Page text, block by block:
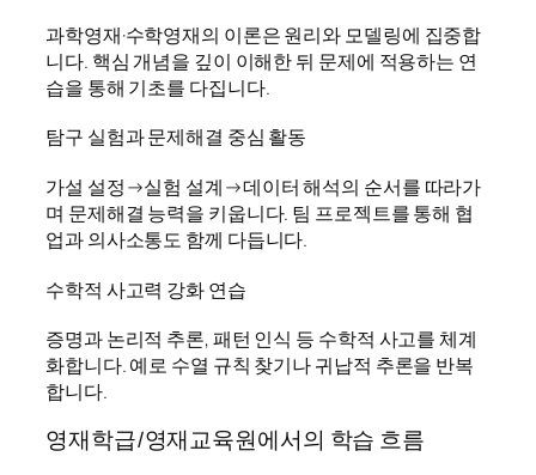
과학영재·수학영재의 이론은 원리와 모델링에 집중합
니다. 핵심 개념을 깊이 이해한 뒤 문제에 적용하는 연
습을 통해 기초를 다집니다.
탐구 실험과 문제해결 중심 활동
가설 설정→실험 설계→데이터 해석의 순서를 따라가
며 문제해결 능력을 키웁니다. 팀 프로젝트를 통해 협
업과 의사소통도 함께 다듭니다.
수학적 사고력 강화 연습
증명과 논리적 추론, 패턴 인식 등 수학적 사고를 체계
화합니다. 예로 수열 규칙 찾기나 귀납적 추론을 반복
합니다.
영재학급/영재교육원에서의 학습 흐름